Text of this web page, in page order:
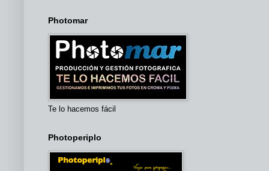
Photomar
Te lo hacemos fácil
Photoperiplo